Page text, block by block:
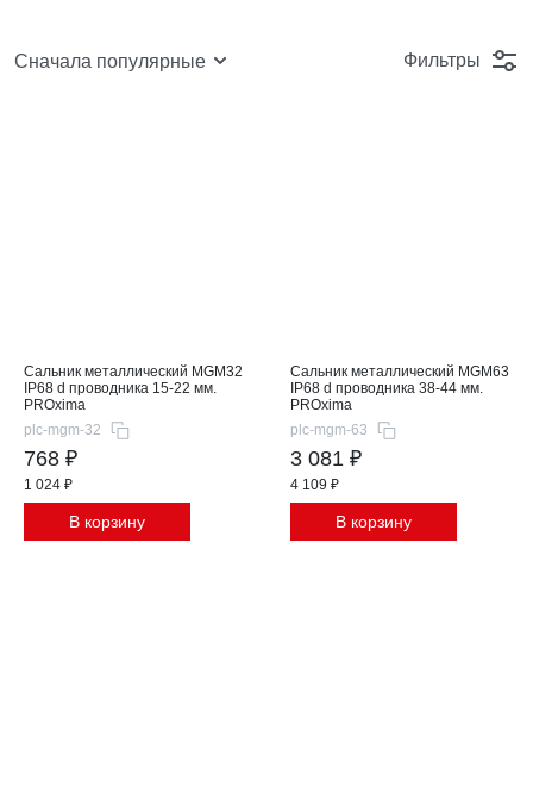
Сначала популярные Фильтры
Сальник металлический MGM32
IP68 d проводника 15-22 мм.
PROxima
plc-mgm-32
768 ₽
1 024 ₽
В корзину
Сальник металлический MGM63
IP68 d проводника 38-44 мм.
PROxima
plc-mgm-63
3 081 ₽
4 109 ₽
В корзину